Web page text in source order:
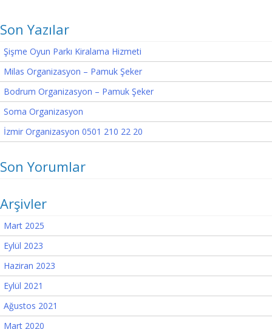
Son Yazılar
Şişme Oyun Parkı Kiralama Hizmeti
Milas Organizasyon – Pamuk Şeker
Bodrum Organizasyon – Pamuk Şeker
Soma Organizasyon
İzmir Organizasyon 0501 210 22 20
Son Yorumlar
Arşivler
Mart 2025
Eylül 2023
Haziran 2023
Eylül 2021
Ağustos 2021
Mart 2020